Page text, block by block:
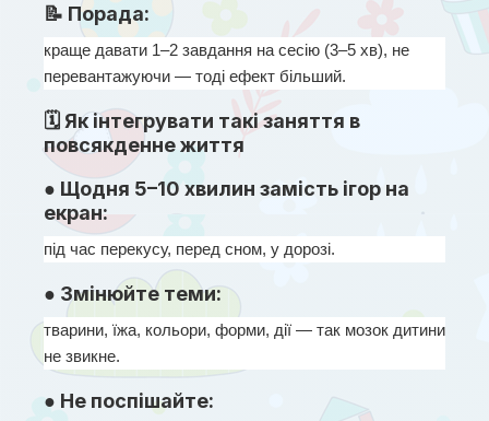
📝 Порада:
краще давати 1–2 завдання на сесію (3–5 хв), не
перевантажуючи — тоді ефект більший.
🗓 Як інтегрувати такі заняття в
повсякденне життя
● Щодня 5–10 хвилин замість ігор на
екран:
під час перекусу, перед сном, у дорозі.
● Змінюйте теми:
тварини, їжа, кольори, форми, дії — так мозок дитини
не звикне.
● Не поспішайте: